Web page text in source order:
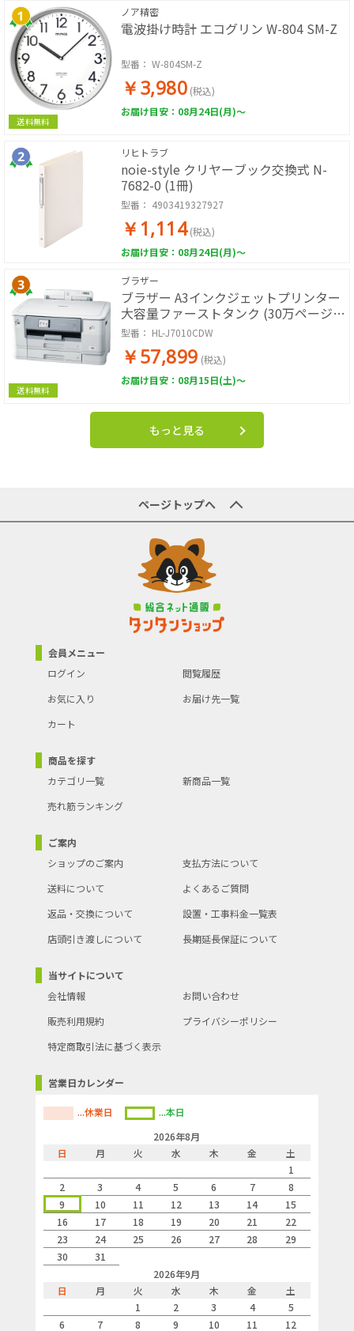
送料無料
ノア精密
電波掛け時計 エコグリン W-804 SM-Z
型番： W-804SM-Z
￥3,980 (税込)
お届け目安：08月24日(月)～
リヒトラブ
noie-style クリヤーブック交換式 N-
7682-0 (1冊)
型番： 4903419327927
￥1,114 (税込)
お届け目安：08月24日(月)～
送料無料
ブラザー
ブラザー A3インクジェットプリンター
大容量ファーストタンク (30万ページ耐
久/自動両面/2段トレイ) HL-J7010CDW
型番： HL-J7010CDW
￥57,899 (税込)
お届け目安：08月15日(土)～
もっと見る
ページトップへ
会員メニュー
ログイン
閲覧履歴
お気に入り
お届け先一覧
カート
商品を探す
カテゴリ一覧
新商品一覧
売れ筋ランキング
ご案内
ショップのご案内
支払方法について
送料について
よくあるご質問
返品・交換について
設置・工事料金一覧表
店頭引き渡しについて
長期延長保証について
当サイトについて
会社情報
お問い合わせ
販売利用規約
プライバシーポリシー
特定商取引法に基づく表示
営業日カレンダー
...休業日
...本日
2026年8月
日
月 火 水 木 金
土
1
2
3 4 5 6 7
8
9
10 11 12 13 14
15
16
17 18 19 20 21
22
23
24 25 26 27 28
29
30
31
2026年9月
日
月 火 水 木 金
土
1
2 3 4
5
6
7 8 9 10 11 12